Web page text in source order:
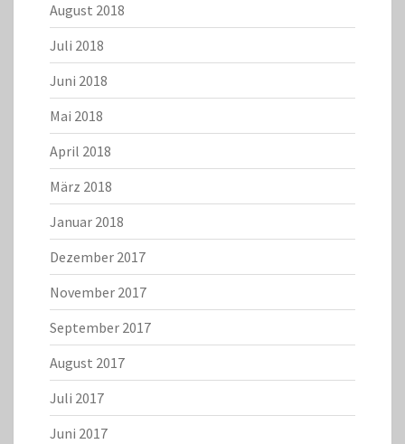
August 2018
Juli 2018
Juni 2018
Mai 2018
April 2018
März 2018
Januar 2018
Dezember 2017
November 2017
September 2017
August 2017
Juli 2017
Juni 2017